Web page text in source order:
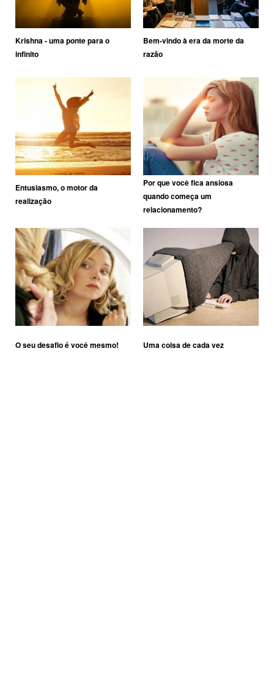
Krishna - uma ponte para o
infinito
Bem-vindo à era da morte da
razão
Entusiasmo, o motor da
realização
Por que você fica ansiosa
quando começa um
relacionamento?
O seu desafio é você mesmo! Uma coisa de cada vez